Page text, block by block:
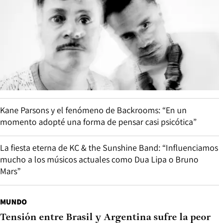
Kane Parsons y el fenómeno de Backrooms: “En un
momento adopté una forma de pensar casi psicótica”
La fiesta eterna de KC & the Sunshine Band: “Influenciamos
mucho a los músicos actuales como Dua Lipa o Bruno
Mars”
MUNDO
Tensión entre Brasil y Argentina sufre la peor